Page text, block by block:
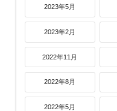
2023年5月
2023年2月
2022年11月
2022年8月
2022年5月